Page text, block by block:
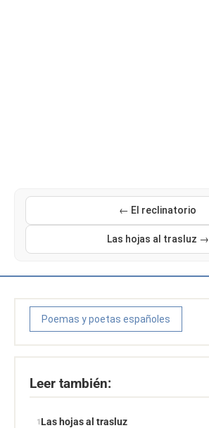
← El reclinatorio
Las hojas al trasluz →
Poemas y poetas españoles
Leer también:
Las hojas al trasluz